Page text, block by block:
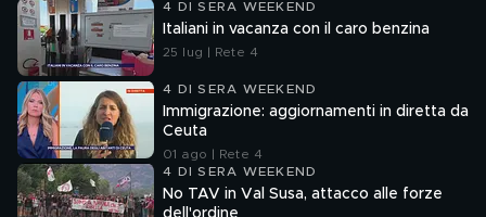
4 DI SERA WEEKEND
Italiani in vacanza con il caro benzina
25 lug | Rete 4
4 DI SERA WEEKEND
Immigrazione: aggiornamenti in diretta da
Ceuta
01 ago | Rete 4
4 DI SERA WEEKEND
No TAV in Val Susa, attacco alle forze
dell'ordine